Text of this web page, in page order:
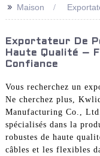
>> Maison
Exportateur De
Haute Qualité –
Confiance
Vous recherchez un
Ne cherchez plus,
Manufacturing Co.,
spécialisés dans la
robustes de haute
câbles et les flexibles